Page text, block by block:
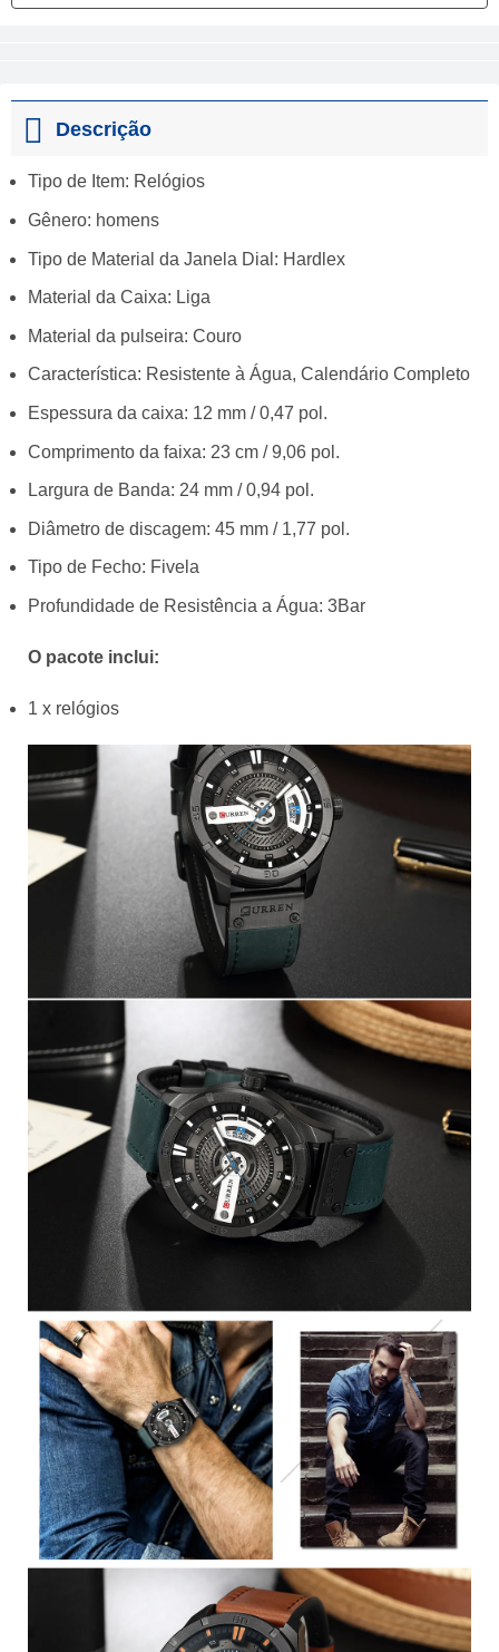
Descrição
Tipo de Item: Relógios
Gênero: homens
Tipo de Material da Janela Dial: Hardlex
Material da Caixa: Liga
Material da pulseira: Couro
Característica: Resistente à Água, Calendário Completo
Espessura da caixa: 12 mm / 0,47 pol.
Comprimento da faixa: 23 cm / 9,06 pol.
Largura de Banda: 24 mm / 0,94 pol.
Diâmetro de discagem: 45 mm / 1,77 pol.
Tipo de Fecho: Fivela
Profundidade de Resistência a Água: 3Bar
O pacote inclui:
1 x relógios